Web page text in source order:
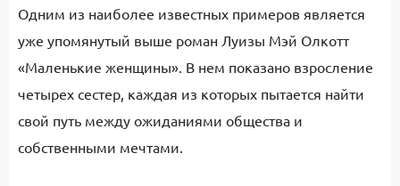
Одним из наиболее известных примеров является
уже упомянутый выше роман Луизы Мэй Олкотт
«Маленькие женщины». В нем показано взросление
четырех сестер, каждая из которых пытается найти
свой путь между ожиданиями общества и
собственными мечтами.